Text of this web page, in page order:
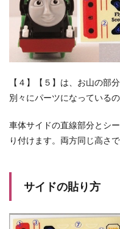
【４】【５】は、お山の部
別々にパーツになっているの
車体サイドの直線部分とシ
り付けます。両方同じ高さ
サイドの貼り方